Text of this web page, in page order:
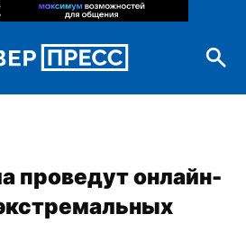
проведут онлайн-